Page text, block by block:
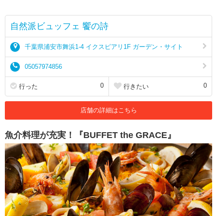
自然派ビュッフェ 饗の詩
千葉県浦安市舞浜1-4 イクスピアリ1F ガーデン・サイト
05057974856
行った 0 行きたい 0
店舗の詳細はこちら
魚介料理が充実！『BUFFET the GRACE』